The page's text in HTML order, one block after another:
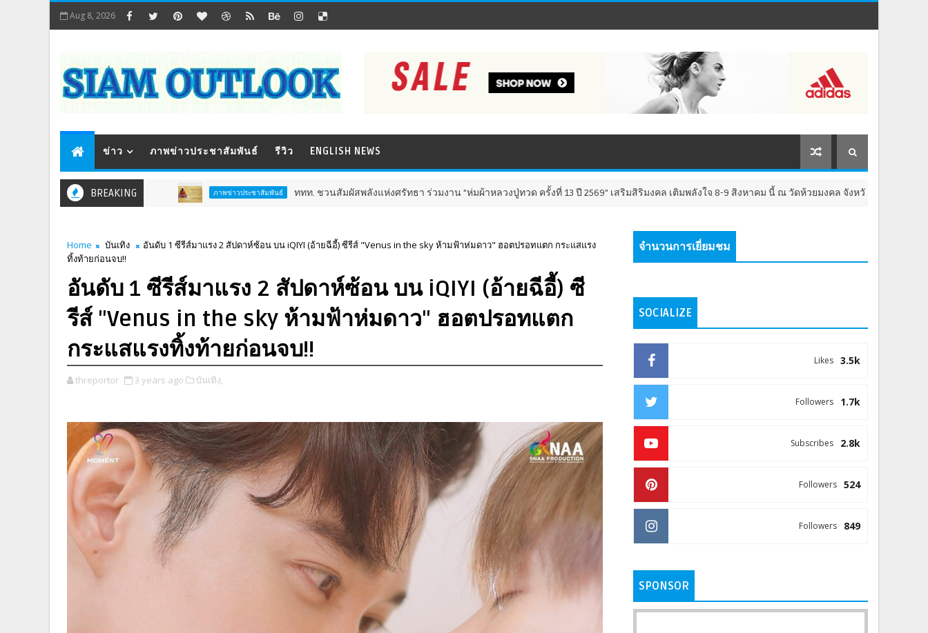
Aug 8, 2026
ข่าว ภาพข่าวประชาสัมพันธ์ รีวิว ENGLISH NEWS
BREAKING ภาพข่าวประชาสัมพันธ์ ททท. ชวนสัมผัสพลังแห่งศรัทธา ร่วมงาน "ห่มผ้าหลวงปู่ทวด ครั้งที่ 13 ปี 2569" เสริมสิริมงคล เติมพลังใจ 8-9 สิงหาคม นี้ ณ วัดห้วยมงคล จังหวัดประจวบคีรีขันธ์
Home บันเทิง
อันดับ 1 ซีรีส์มาแรง 2 สัปดาห์ซ้อน บน iQIYI (อ้ายฉีอี้) ซีรีส์ "Venus in the sky ห้ามฟ้าห่มดาว" ฮอตปรอทแตก กระแสแรง
ทิ้งท้ายก่อนจบ!!
อันดับ 1 ซีรีส์มาแรง 2 สัปดาห์ซ้อน บน iQIYI (อ้ายฉีอี้) ซี
รีส์ "Venus in the sky ห้ามฟ้าห่มดาว" ฮอตปรอทแตก
กระแสแรงทิ้งท้ายก่อนจบ!!
threportor 3 years ago บันเทิง,
จำนวนการเยี่ยมชม
SOCIALIZE
3.5k
Likes
1.7k
Followers
2.8k
Subscribes
524
Followers
849
Followers
SPONSOR